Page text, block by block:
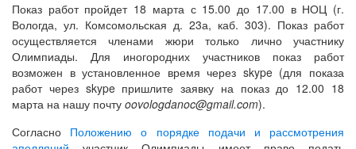
Показ работ пройдет 18 марта с 15.00 до 17.00 в НОЦ (г.
Вологда, ул. Комсомольская д. 23а, каб. 303). Показ работ
осуществляется членами жюри только лично участнику
Олимпиады. Для иногородних участников показ работ
возможен в установленное время через skype (для показа
работ через skype пришлите заявку на показ до 12.00 18
марта на нашу почту oovologdanoc@gmail.com).
Согласно Положению о порядке подачи и рассмотрения